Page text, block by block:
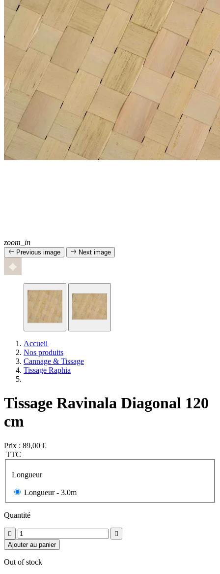
zoom_in
Previous image Next image
Accueil
Nos produits
Cannage & Tissage
Tissage Raphia
Tissage Ravinala Diagonal 120
cm
Prix : 89,00 €
TTC
Longueur
Longueur - 3.0m
Quantité


Ajouter au panier
Out of stock